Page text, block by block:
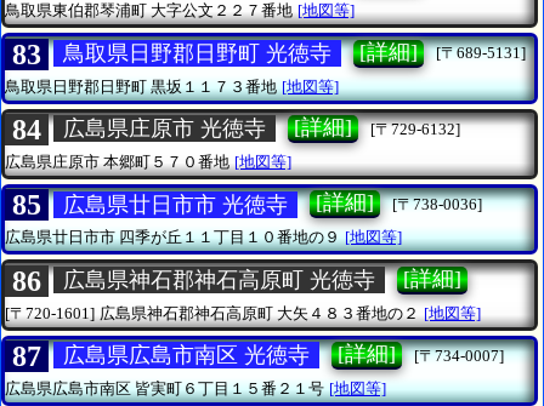
鳥取県東伯郡琴浦町大字公文２２７番地 [地図等]
83 鳥取県日野郡日野町 光徳寺 [詳細]
[〒689-5131]
鳥取県日野郡日野町黒坂１１７３番地 [地図等]
84 広島県庄原市 光徳寺 [詳細]
[〒729-6132]
広島県庄原市 本郷町５７０番地 [地図等]
85 広島県廿日市市 光徳寺 [詳細]
[〒738-0036]
広島県廿日市市四季が丘１１丁目１０番地の９ [地図等]
86 広島県神石郡神石高原町 光徳寺 [詳細]
[〒720-1601] 広島県神石郡神石高原町 大矢４８３番地の２ [地図等]
87 広島県広島市南区 光徳寺 [詳細]
[〒734-0007]
広島県広島市南区皆実町６丁目１５番２１号 [地図等]